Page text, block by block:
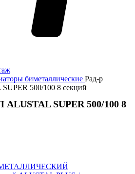
биметаллические Рад-р
500/100 8 секций
SUPER 500/100 8